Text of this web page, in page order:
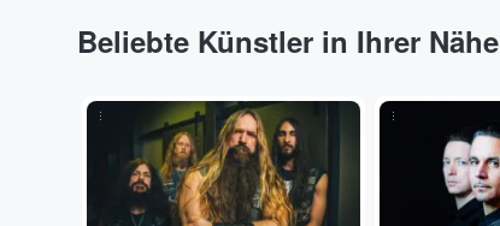
Beliebte Künstler in Ihrer Nähe
... ...